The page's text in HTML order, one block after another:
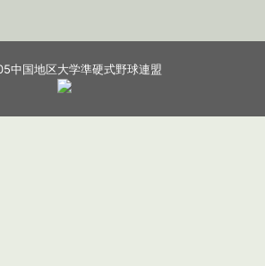
中国地区大学準硬式野球連盟